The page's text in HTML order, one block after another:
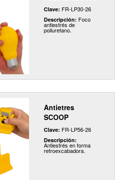
Clave: FR-LP30-26
Descripción: Foco
antiestrés de
poliuretano.
Antietres
SCOOP
Clave: FR-LP56-26
Descripción:
Antiestrés en forma
retroexcabadora.